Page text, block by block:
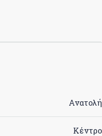
Ανατολή
Κέντρο